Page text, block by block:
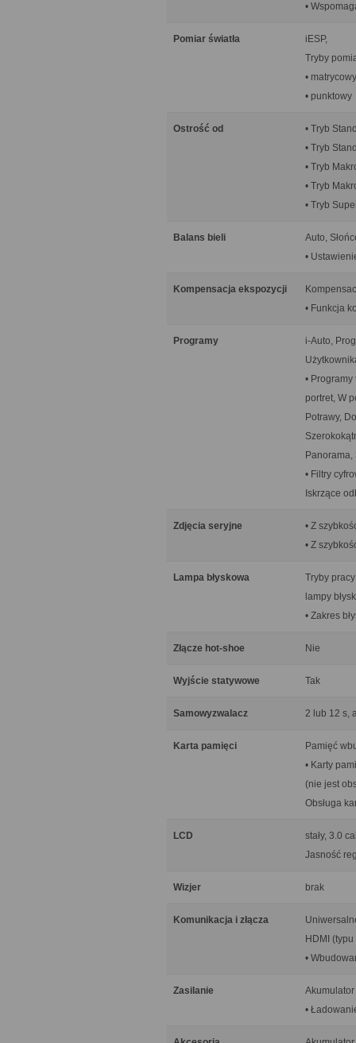
•
Pomiar światła
iESP,
Tryby
•
• punktowy
Ostrość od
• Tryb
• Tryb
• Tryb
• Tryb
• Tryb
Balans bieli
Auto,
•
Kompensacja ekspozycji
• Funkcja
Programy
i-Auto,
•
portret, W
Potrawy,
Panorama,
• Filtry
Iskrzące
Zdjęcia seryjne
• Z
• Z
Lampa błyskowa
Tryby
lampy
• Zakres
Złącze hot-shoe Nie
Wyjście statywowe Tak
Samowyzwalacz 2 lub 12 s,
Karta pamięci
Pamięć
• Karty
(nie jest
Obsługa
LCD
stały, 3.0
Jasność
Wizjer brak
Komunikacja i złącza
HDMI
•
Zasilanie
•